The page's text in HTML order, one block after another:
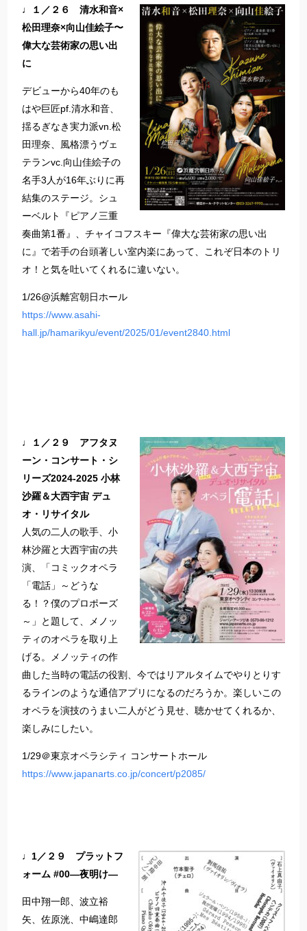
♩１／２６ 清水和音×
松田理奈×向山佳絵子〜
偉大な芸術家の思い出
に
デビューから40年のも
はや巨匠pf.清水和音、
揺るぎなき実力派vn.松
田理奈、風格漂うヴェ
テランvc.向山佳絵子の
名手3人が16年ぶりに再
結集のステージ。シュ
ーベルト『ピアノ三重
奏曲第1番』、チャイコフスキー『偉大な芸術家の思い出
に』で若手の台頭著しい室内楽にあって、これぞ日本のトリ
オ！と気を吐いてくれるに違いない。
1/26@浜離宮朝日ホール
https://www.asahi-
hall.jp/hamarikyu/event/2025/01/event2840.html
♩１／２９ アフタヌ
ーン・コンサート・シ
リーズ2024-2025 小林
沙羅＆大西宇宙 デュ
オ・リサイタル
人気の二人の歌手、小
林沙羅と大西宇宙の共
演、「コミックオペラ
「電話」～どうな
る！？僕のプロポーズ
～」と題して、メノッ
ティのオペラを取り上
げる。メノッティの作
曲した当時の電話の役割、今ではリアルタイムでやりとりす
るラインのような通信アプリになるのだろうか。楽しいこの
オペラを演技のうまい二人がどう見せ、聴かせてくれるか、
楽しみにしたい。
1/29＠東京オペラシティ コンサートホール
https://www.japanarts.co.jp/concert/p2085/
♩1／２９ プラットフ
ォーム #00―夜明け―
田中翔一郎、波立裕
矢、佐原洸、中嶋達郎